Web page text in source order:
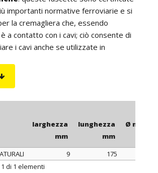
importanti normative ferroviarie e si
la cremagliera che, essendo
a contatto con i cavi; ciò consente di
i cavi anche se utilizzate in
della testa della fascetta.
larghezza
mm
lunghezza
mm
Ø max di
larghezza
9
175
di 1 elementi